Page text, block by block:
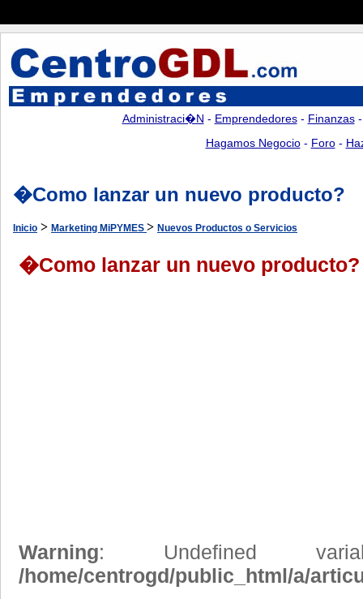
Administraci�n - Emprendedores- Finanzas
Hagamos Negocio- Foro-
�Como lanzar un nuevo producto?
Inicio > Marketing MiPYMES > Nuevos Productos o Servicios
�Como lanzar un nuevo producto?
Warning: Undefined
/home/centrogd/public_html/a/